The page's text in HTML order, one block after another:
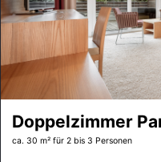
Doppelzimmer
ca. 30 m² für 2 bis 3 Personen